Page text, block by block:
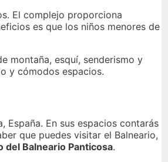
El complejo proporciona
es que los niños menores de
montaña, esquí, senderismo y
y cómodos espacios.
España. En sus espacios contarás
que puedes visitar el Balneario,
del Balneario Panticosa.